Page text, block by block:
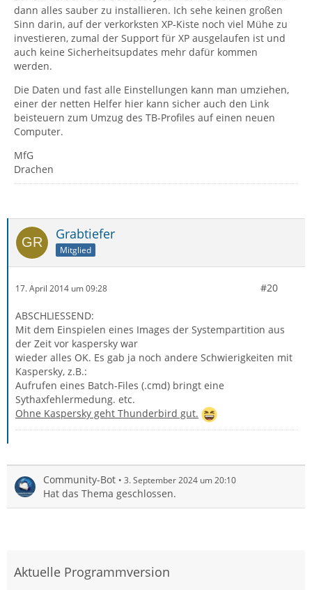
dann alles sauber zu installieren. Ich sehe keinen großen
Sinn darin, auf der verkorksten XP-Kiste noch viel Mühe zu
investieren, zumal der Support für XP ausgelaufen ist und
auch keine Sicherheitsupdates mehr dafür kommen
werden.
Die Daten und fast alle Einstellungen kann man umziehen,
einer der netten Helfer hier kann sicher auch den Link
beisteuern zum Umzug des TB-Profiles auf einen neuen
Computer.
MfG
Drachen
Grabtiefer
Mitglied
17. April 2014 um 09:28 #20
ABSCHLIESSEND:
Mit dem Einspielen eines Images der Systempartition aus
der Zeit vor kaspersky war
wieder alles OK. Es gab ja noch andere Schwierigkeiten mit
Kaspersky, z.B.:
Aufrufen eines Batch-Files (.cmd) bringt eine
Sythaxfehlermedung. etc.
Ohne Kaspersky geht Thunderbird gut.
Community-Bot 3. September 2024 um 20:10
Hat das Thema geschlossen.
Aktuelle Programmversion